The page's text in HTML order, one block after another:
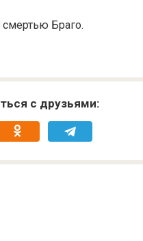
Браго.
с друзьями: